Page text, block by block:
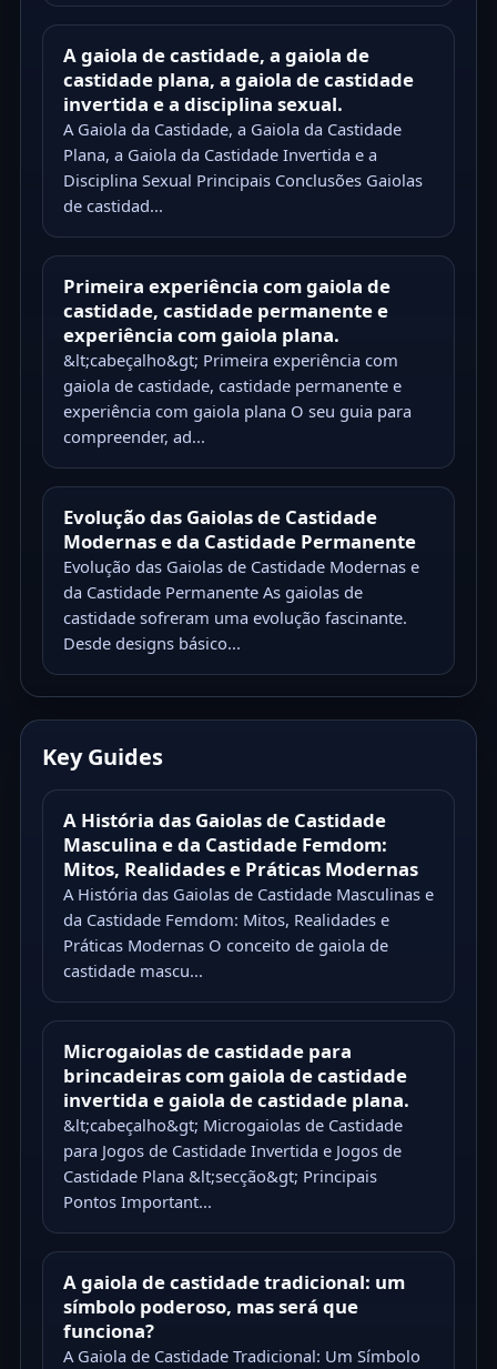
A gaiola de castidade, a gaiola de
castidade plana, a gaiola de castidade
invertida e a disciplina sexual.
A Gaiola da Castidade, a Gaiola da Castidade
Plana, a Gaiola da Castidade Invertida e a
Disciplina Sexual Principais Conclusões Gaiolas
de castidad...
Primeira experiência com gaiola de
castidade, castidade permanente e
experiência com gaiola plana.
&lt;cabeçalho&gt; Primeira experiência com
gaiola de castidade, castidade permanente e
experiência com gaiola plana O seu guia para
compreender, ad...
Evolução das Gaiolas de Castidade
Modernas e da Castidade Permanente
Evolução das Gaiolas de Castidade Modernas e
da Castidade Permanente As gaiolas de
castidade sofreram uma evolução fascinante.
Desde designs básico...
Key Guides
A História das Gaiolas de Castidade
Masculina e da Castidade Femdom:
Mitos, Realidades e Práticas Modernas
A História das Gaiolas de Castidade Masculinas e
da Castidade Femdom: Mitos, Realidades e
Práticas Modernas O conceito de gaiola de
castidade mascu...
Microgaiolas de castidade para
brincadeiras com gaiola de castidade
invertida e gaiola de castidade plana.
&lt;cabeçalho&gt; Microgaiolas de Castidade
para Jogos de Castidade Invertida e Jogos de
Castidade Plana &lt;secção&gt; Principais
Pontos Important...
A gaiola de castidade tradicional: um
símbolo poderoso, mas será que
funciona?
A Gaiola de Castidade Tradicional: Um Símbolo